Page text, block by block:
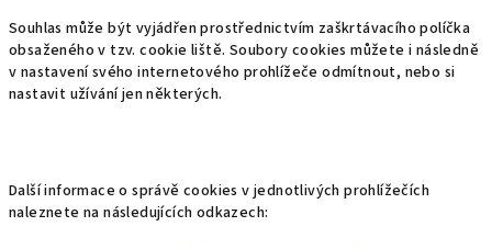
Souhlas může být vyjádřen prostřednictvím zaškrtávacího políčka
obsaženého v tzv. cookie liště. Soubory cookies můžete i následně
v nastavení svého internetového prohlížeče odmítnout, nebo si
nastavit užívání jen některých.
Další informace o správě cookies v jednotlivých prohlížečích
naleznete na následujících odkazech: